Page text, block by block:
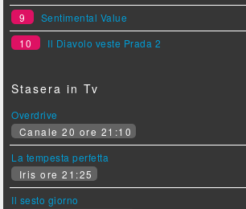
9
Sentimental Value
10
Il Diavolo veste Prada 2
Stasera in Tv
Overdrive
Canale 20 ore 21:10
La tempesta perfetta
Iris ore 21:25
Il sesto giorno